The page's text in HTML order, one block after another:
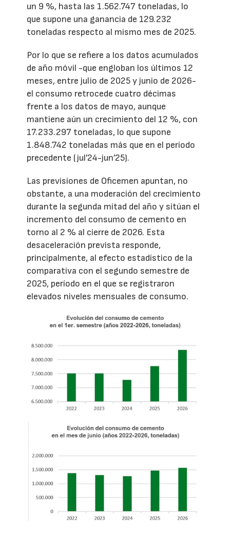
un 9 %, hasta las 1.562.747 toneladas, lo
que supone una ganancia de 129.232
toneladas respecto al mismo mes de 2025.
Por lo que se refiere a los datos acumulados
de año móvil -que engloban los últimos 12
meses, entre julio de 2025 y junio de 2026-
el consumo retrocede cuatro décimas
frente a los datos de mayo, aunque
mantiene aún un crecimiento del 12 %, con
17.233.297 toneladas, lo que supone
1.848.742 toneladas más que en el período
precedente (jul’24-jun’25).
Las previsiones de Oficemen apuntan, no
obstante, a una moderación del crecimiento
durante la segunda mitad del año y sitúan el
incremento del consumo de cemento en
torno al 2 % al cierre de 2026. Esta
desaceleración prevista responde,
principalmente, al efecto estadístico de la
comparativa con el segundo semestre de
2025, período en el que se registraron
elevados niveles mensuales de consumo.